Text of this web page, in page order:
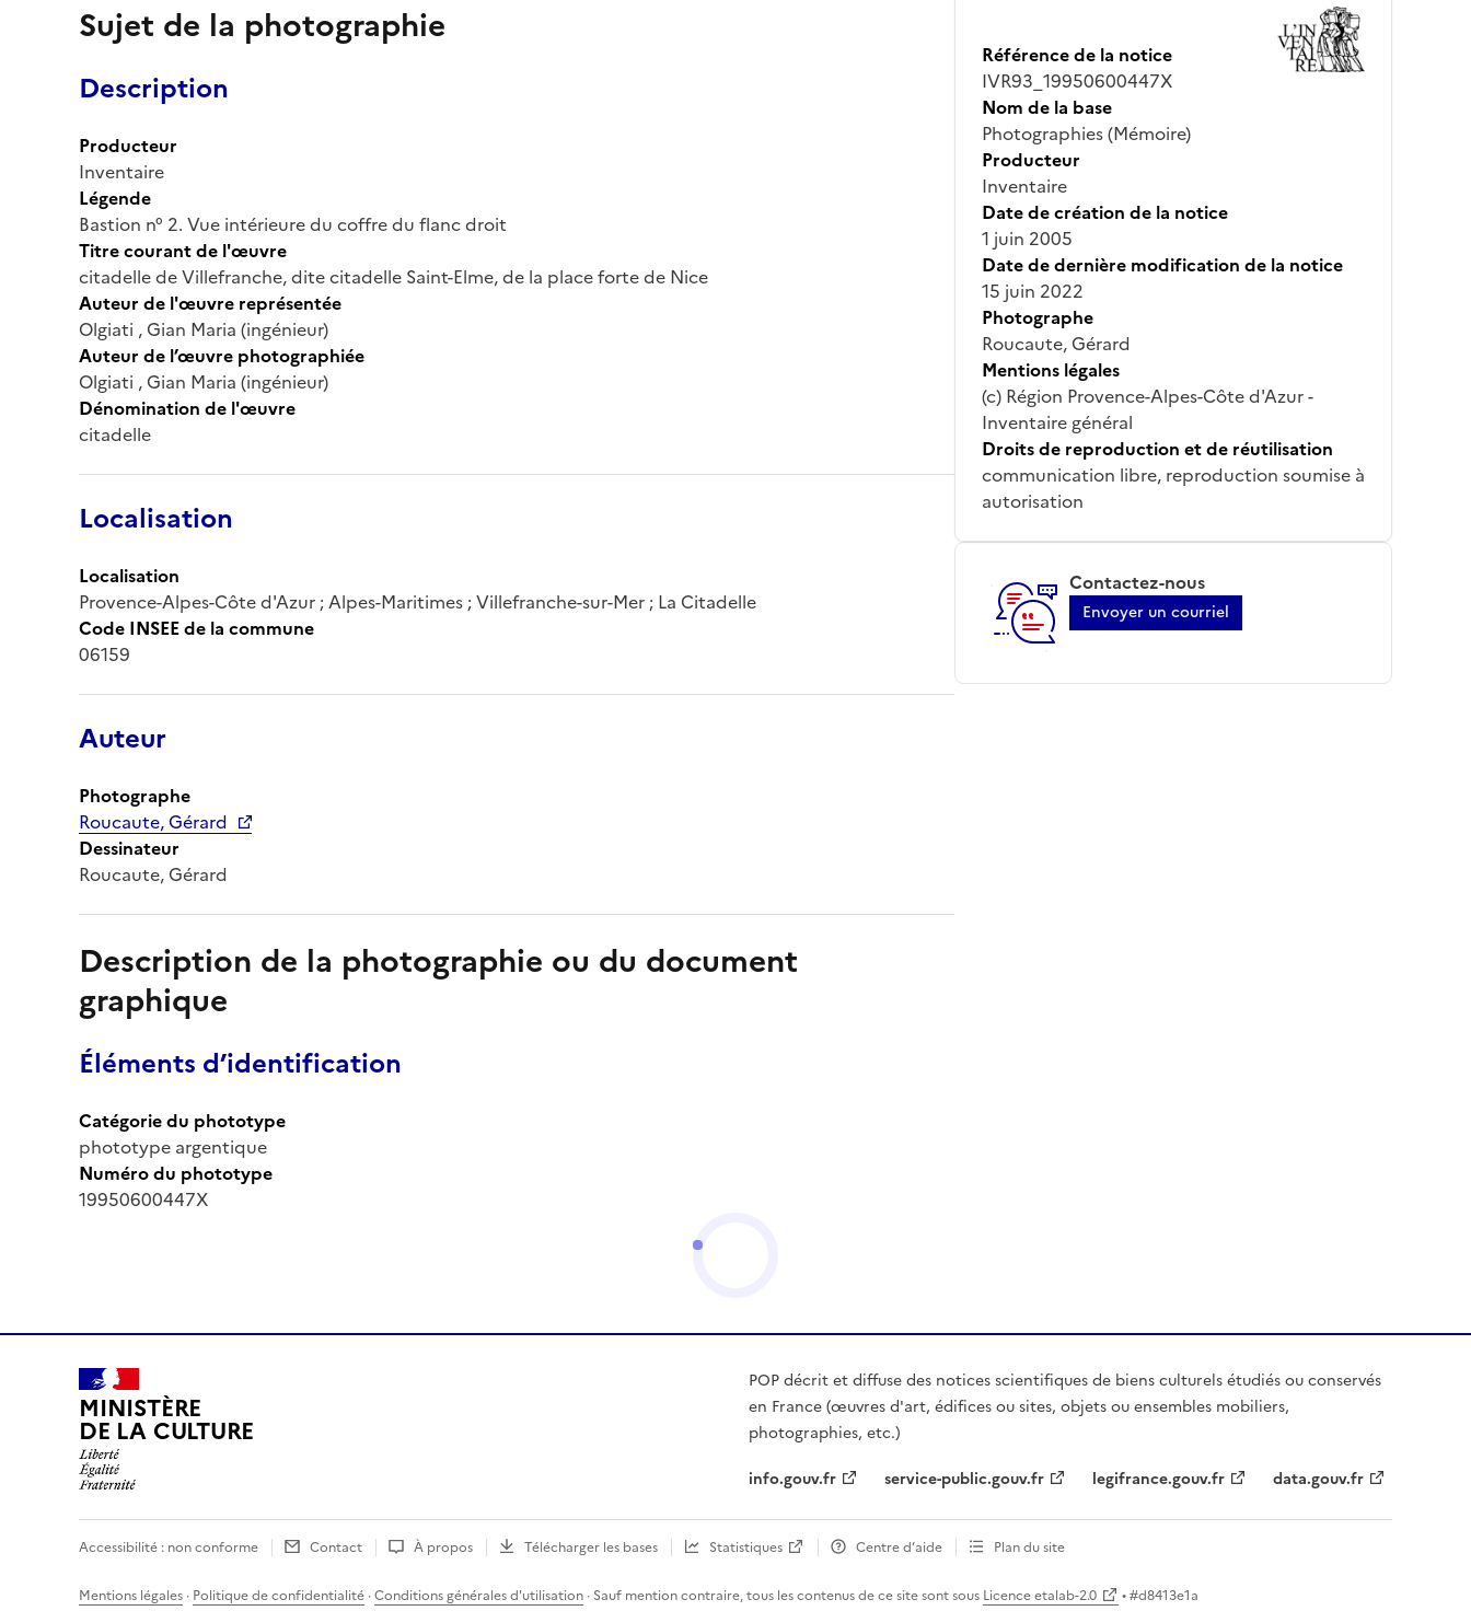
Sujet de la photographie
Description
Producteur
Inventaire
Légende
Bastion n° 2. Vue intérieure du coffre du flanc droit
Titre courant de l'œuvre
citadelle de Villefranche, dite citadelle Saint-Elme, de la place forte de Nice
Auteur de l'œuvre représentée
Olgiati , Gian Maria (ingénieur)
Auteur de l’œuvre photographiée
Olgiati , Gian Maria (ingénieur)
Dénomination de l'œuvre
citadelle
Localisation
Localisation
Provence-Alpes-Côte d'Azur ; Alpes-Maritimes ; Villefranche-sur-Mer ; La Citadelle
Code INSEE de la commune
06159
Auteur
Photographe
Roucaute, Gérard
Dessinateur
Roucaute, Gérard
Description de la photographie ou du document
graphique
Éléments d’identification
Catégorie du phototype
phototype argentique
Numéro du phototype
19950600447X
Référence de la notice
IVR93_19950600447X
Nom de la base
Photographies (Mémoire)
Producteur
Inventaire
Date de création de la notice
1 juin 2005
Date de dernière modification de la notice
15 juin 2022
Photographe
Roucaute, Gérard
Mentions légales
(c) Région Provence-Alpes-Côte d'Azur -
Inventaire général
Droits de reproduction et de réutilisation
communication libre, reproduction soumise à
autorisation
Contactez-nous
Envoyer un courriel
MINISTÈRE
DE LA CULTURE
POP décrit et diffuse des notices scientifiques de biens culturels étudiés ou conservés
en France (œuvres d'art, édifices ou sites, objets ou ensembles mobiliers,
photographies, etc.)
info.gouv.fr
service-public.gouv.fr legifrance.gouv.fr data.gouv.fr
Accessibilité : non conforme Contact À propos Télécharger les bases Statistiques Centre d’aide Plan du site
Mentions légales · Politique de confidentialité ·Conditions générales d'utilisation · Sauf mention contraire, tous les contenus de ce site sont sous Licence etalab-2.0 • #d8413e1a